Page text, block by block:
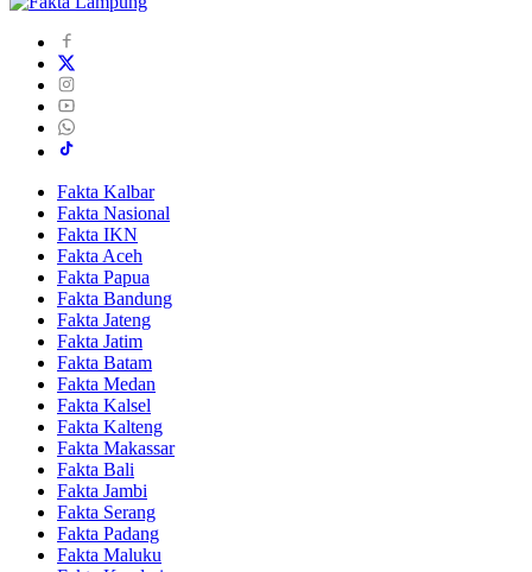
Fakta Kalbar
Fakta Nasional
Fakta IKN
Fakta Aceh
Fakta Papua
Fakta Bandung
Fakta Jateng
Fakta Jatim
Fakta Batam
Fakta Medan
Fakta Kalsel
Fakta Kalteng
Fakta Makassar
Fakta Bali
Fakta Jambi
Fakta Serang
Fakta Padang
Fakta Maluku